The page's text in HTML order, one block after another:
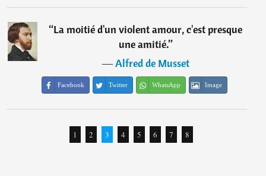
“La moitié d'un violent amour, c'est presque
une amitié.”
―Alfred de Musset
Facebook Twitter WhatsApp Image
1 2 3 4 5 6 7 8